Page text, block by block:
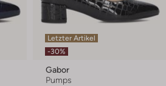
Letzter Artikel
-30%
Gabor
Pumps